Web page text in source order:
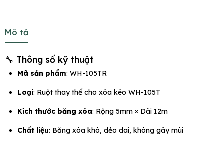
Mô tả
🔧 Thông số kỹ thuật
Mã sản phẩm: WH-105TR
Loại: Ruột thay thế cho xóa kéo WH-105T
Kích thước băng xóa: Rộng 5mm × Dài 12m
Chất liệu: Băng xóa khô, dẻo dai, không gây mùi